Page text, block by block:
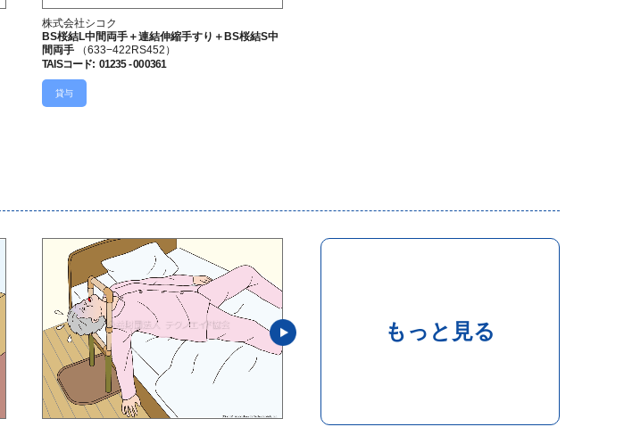
株式会社シコク
BS桜結L中間両手＋連結伸縮手すり＋BS桜結S中
間両手
（633−422RS452）
TAISコード: 01235 - 000361
貸与
もっと見る